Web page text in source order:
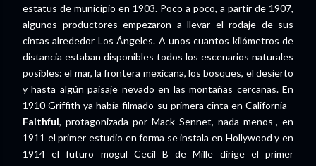
estatus de municipio en 1903. Poco a poco, a partir de 1907,
algunos productores empezaron a llevar el rodaje de sus
cintas alrededor Los Ángeles. A unos cuantos kilómetros de
distancia estaban disponibles todos los escenarios naturales
posibles: el mar, la frontera mexicana, los bosques, el desierto
y hasta algún paisaje nevado en las montañas cercanas. En
1910 Griffith ya había filmado su primera cinta en California -
Faithful, protagonizada por Mack Sennet, nada menos-, en
1911 el primer estudio en forma se instala en Hollywood y en
1914 el futuro mogul Cecil B de Mille dirige el primer